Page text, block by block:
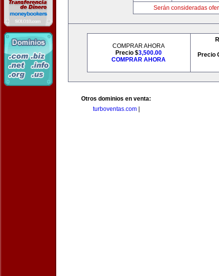
Serán consideradas
COMPRAR AHORA
Precio $3,500.00
COMPRAR AHORA
Precio
Otros dominios en venta:
turboventas.com|